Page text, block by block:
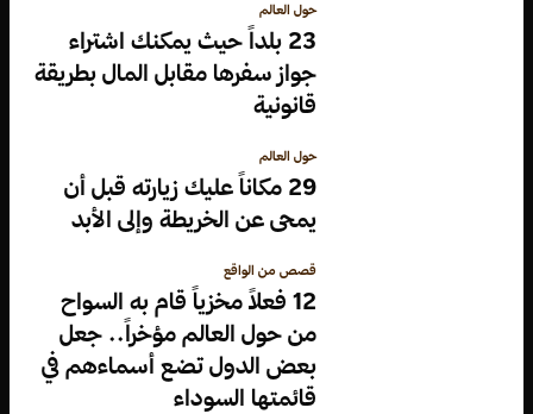
حول العالم
23 بلداً حيث يمكنك اشتراء
جواز سفرها مقابل المال بطريقة
قانونية
حول العالم
29 مكاناً عليك زيارته قبل أن
يمحى عن الخريطة وإلى الأبد
قصص من الواقع
12 فعلاً مخزياً قام به السواح
من حول العالم مؤخراً.. جعل
بعض الدول تضع أسماءهم في
قائمتها السوداء